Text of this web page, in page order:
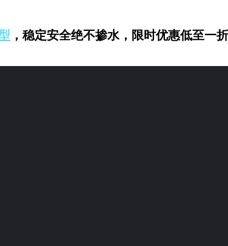
，稳定安全绝不掺水，限时优惠低至一